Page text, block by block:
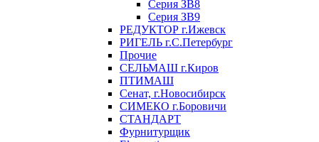
Серия ЗВ8
Серия ЗВ9
РЕДУКТОР г.Ижевск
РИГЕЛЬ г.С.Петербург
Прочие
СЕЛЬМАШ г.Киров
ПТИМАШ
Сенат, г.Новосибирск
СИМЕКО г.Боровичи
СТАНДАРТ
Фурнитурщик